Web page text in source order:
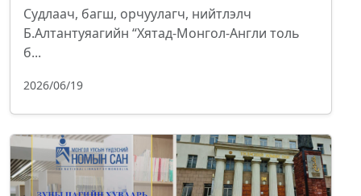
Судлаач, багш, орчуулагч, нийтлэлч
Б.Алтантуяагийн “Хятад-Монгол-Англи толь
б...
2026/06/19